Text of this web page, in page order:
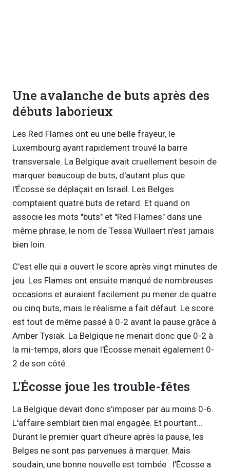
Une avalanche de buts après des
débuts laborieux
Les Red Flames ont eu une belle frayeur, le
Luxembourg ayant rapidement trouvé la barre
transversale. La Belgique avait cruellement besoin de
marquer beaucoup de buts, d'autant plus que
l'Écosse se déplaçait en Israël. Les Belges
comptaient quatre buts de retard. Et quand on
associe les mots "buts" et "Red Flames" dans une
même phrase, le nom de Tessa Wullaert n'est jamais
bien loin.
C'est elle qui a ouvert le score après vingt minutes de
jeu. Les Flames ont ensuite manqué de nombreuses
occasions et auraient facilement pu mener de quatre
ou cinq buts, mais le réalisme a fait défaut. Le score
est tout de même passé à 0-2 avant la pause grâce à
Amber Tysiak. La Belgique ne menait donc que 0-2 à
la mi-temps, alors que l'Écosse menait également 0-
2 de son côté...
L'Écosse joue les trouble-fêtes
La Belgique devait donc s'imposer par au moins 0-6.
L'affaire semblait bien mal engagée. Et pourtant...
Durant le premier quart d'heure après la pause, les
Belges ne sont pas parvenues à marquer. Mais
soudain, une bonne nouvelle est tombée : l'Écosse a